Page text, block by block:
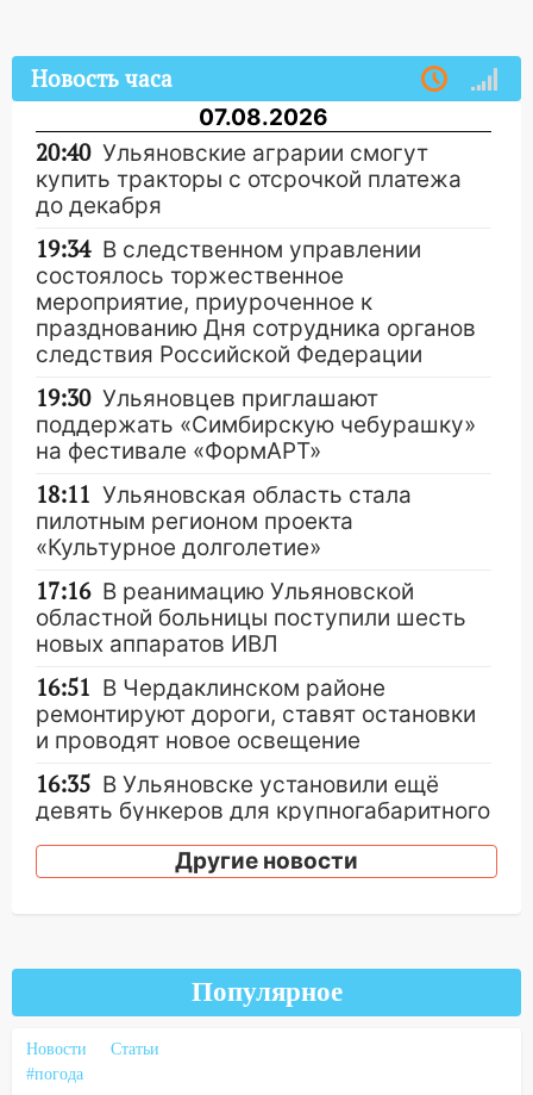
Новость часа
07.08.2026
20:40 Ульяновские аграрии смогут
купить тракторы с отсрочкой платежа
до декабря
19:34 В следственном управлении
состоялось торжественное
мероприятие, приуроченное к
празднованию Дня сотрудника органов
следствия Российской Федерации
19:30 Ульяновцев приглашают
поддержать «Симбирскую чебурашку»
на фестивале «ФормАРТ»
18:11 Ульяновская область стала
пилотным регионом проекта
«Культурное долголетие»
17:16 В реанимацию Ульяновской
областной больницы поступили шесть
новых аппаратов ИВЛ
16:51 В Чердаклинском районе
ремонтируют дороги, ставят остановки
и проводят новое освещение
16:35 В Ульяновске установили ещё
девять бункеров для крупногабаритного
16:26 В Ульяновске бесплатно покажут
разработают отечественный прибор для
цифровой ПЦР
15:47
Ульяновцы могут вернуть деньги
за абонементы закрывшегося фитнес-
Другие новости
Популярное
Новости
Статьи
#погода